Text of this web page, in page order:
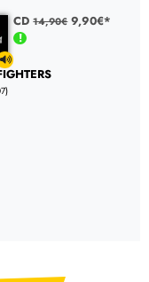
CD14,90€9,90€*